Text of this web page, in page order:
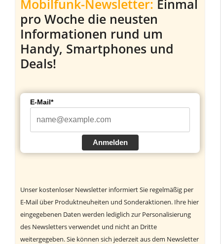
Mobilfunk-Newsletter: Einmal
pro Woche die neusten
Informationen rund um
Handy, Smartphones und
Deals!
E-Mail*
Anmelden
Unser kostenloser Newsletter informiert Sie regelmäßig per
E-Mail über Produktneuheiten und Sonderaktionen. Ihre hier
eingegebenen Daten werden lediglich zur Personalisierung
des Newsletters verwendet und nicht an Dritte
weitergegeben. Sie können sich jederzeit aus dem Newsletter